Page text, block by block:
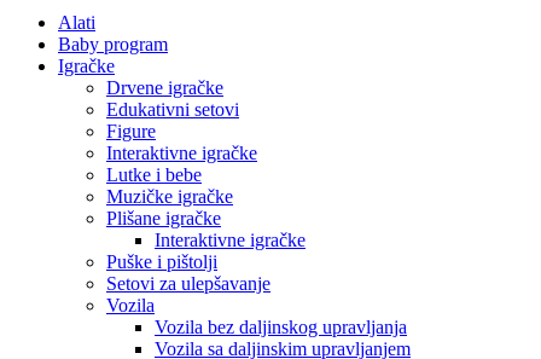
Alati
Baby program
Igračke
Drvene igračke
Edukativni setovi
Figure
Interaktivne igračke
Lutke i bebe
Muzičke igračke
Plišane igračke
Interaktivne igračke
Puške i pištolji
Setovi za ulepšavanje
Vozila
Vozila bez daljinskog upravljanja
Vozila sa daljinskim upravljanjem